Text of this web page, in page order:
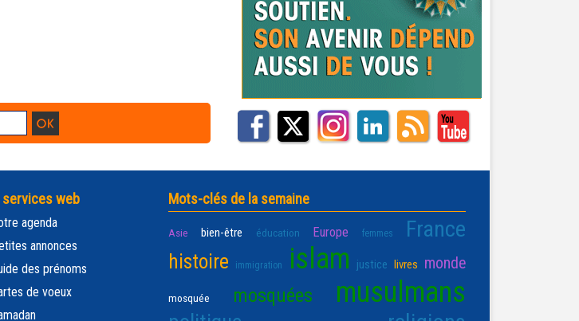
services web
agenda
annonces
des prénoms
de voeux
Mots-clés de la semaine
Asie bien-être éducation Europe femmes France
histoire immigration islam justice livres monde
mosquée mosquées musulmans